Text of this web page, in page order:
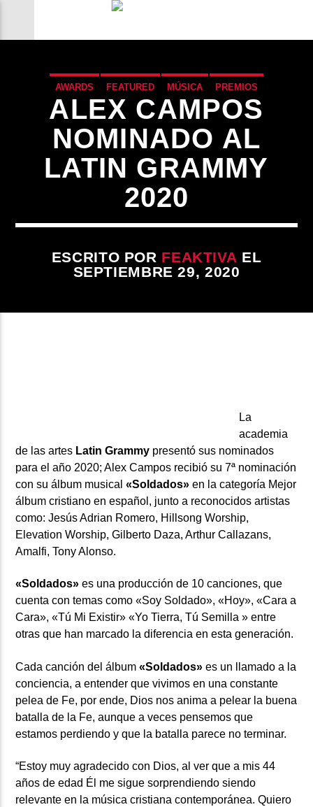
AWARDS FEATURED MÚSICA PREMIOS
ALEX CAMPOS
NOMINADO AL
LATIN GRAMMY
2020
ESCRITO POR FEAKTIVA EL
SEPTIEMBRE 29, 2020
La
academia
de las artes Latin Grammy presentó sus nominados
para el año 2020; Alex Campos recibió su 7ª nominación
con su álbum musical«Soldados» en la categoría Mejor
álbum cristiano en español, junto a reconocidos artistas
como: Jesús Adrian Romero, Hillsong Worship,
Elevation Worship, Gilberto Daza, Arthur Callazans,
Amalfi, Tony Alonso.
«Soldados» es una producción de 10 canciones, que
cuenta con temas como «Soy Soldado», «Hoy», «Cara a
Cara», «Tú Mi Existir» «Yo Tierra, Tú Semilla » entre
otras que han marcado la diferencia en esta generación.
Cada canción del álbum«Soldados» es un llamado a la
conciencia, a entender que vivimos en una constante
pelea de Fe, por ende, Dios nos anima a pelear la buena
batalla de la Fe, aunque a veces pensemos que
estamos perdiendo y que la batalla parece no terminar.
“Estoy muy agradecido con Dios, al ver que a mis 44
años de edad Él me sigue sorprendiendo siendo
relevante en la música cristiana contemporánea. Quiero